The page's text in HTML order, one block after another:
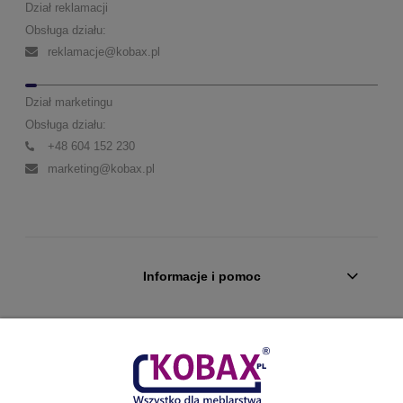
Dział reklamacji
Obsługa działu:
reklamacje@kobax.pl
Dział marketingu
Obsługa działu:
+48 604 152 230
marketing@kobax.pl
Informacje i pomoc
Konto klienta